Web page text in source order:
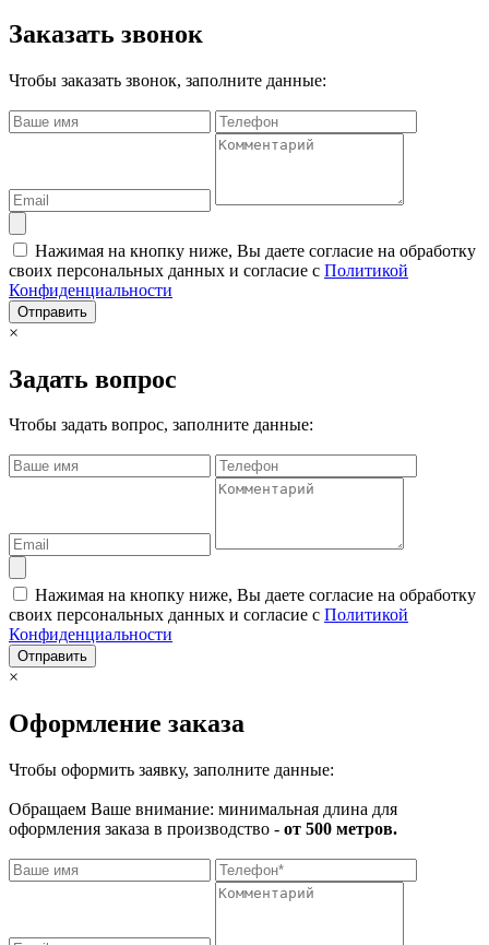
Заказать звонок
Чтобы заказать звонок, заполните данные:
Нажимая на кнопку ниже, Вы даете согласие на обработку
своих персональных данных и согласие с Политикой
Конфиденциальности
Отправить
×
Задать вопрос
Чтобы задать вопрос, заполните данные:
Нажимая на кнопку ниже, Вы даете согласие на обработку
своих персональных данных и согласие с Политикой
Конфиденциальности
Отправить
×
Оформление заказа
Чтобы оформить заявку, заполните данные:
Обращаем Ваше внимание: минимальная длина для
оформления заказа в производство - от 500 метров.